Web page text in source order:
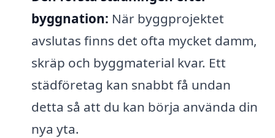
byggnation: När byggprojektet
avslutas finns det ofta mycket damm,
skräp och byggmaterial kvar. Ett
städföretag kan snabbt få undan
detta så att du kan börja använda din
nya yta.